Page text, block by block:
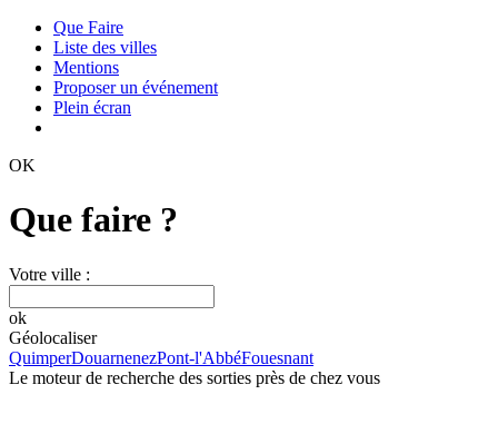
Que Faire
Liste des villes
Mentions
Proposer un événement
Plein écran
OK
Que faire ?
Votre ville :
ok
Géolocaliser
QuimperDouarnenezPont-l'AbbéFouesnant
Le moteur de recherche des sorties près de chez vous